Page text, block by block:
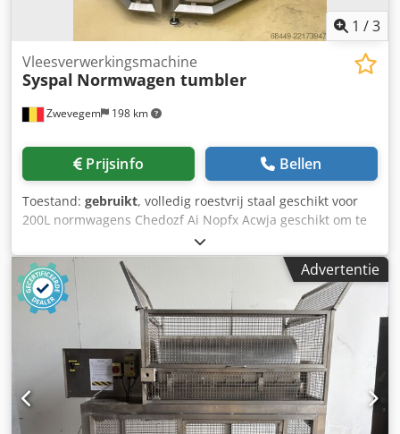
1 /3
Zwevegem 198 km
Vleesverwerkingsmachine
Syspal Normwagen tumbler
Prijsinfo Bellen
Toestand: gebruikt, volledig roestvrij staal geschikt voor
200L normwagens Chedozf Ai Nopfx Acwja geschikt om te
tumblen en mengen afmetingen (l x b x h) : ± 3.000 x 1.900
x 1.750 mm
Advertentie